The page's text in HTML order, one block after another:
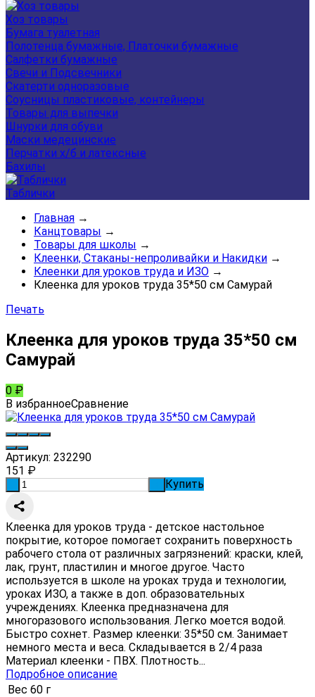
Хоз товары
Бумага туалетная
Полотенца бумажные, Платочки бумажные
Салфетки бумажные
Свечи и Подсвечники
Скатерти одноразовые
Соусницы пластиковые, контейнеры
Товары для выпечки
Шнурки для обуви
Маски медецинские
Перчатки х/б и латексные
Бахилы
Таблички
Главная →
Канцтовары →
Товары для школы →
Клеенки, Стаканы-непроливайки и Накидки →
Клеенки для уроков труда и ИЗО →
Клеенка для уроков труда 35*50 см Самурай
Печать
Клеенка для уроков труда 35*50 см
Самурай
0 ₽
В избранноеСравнение
Артикул: 232290
151 ₽
Купить
Клеенка для уроков труда - детское настольное
покрытие, которое помогает сохранить поверхность
рабочего стола от различных загрязнений: краски, клей,
лак, грунт, пластилин и многое другое. Часто
используется в школе на уроках труда и технологии,
уроках ИЗО, а также в доп. образовательных
учреждениях. Клеенка предназначена для
многоразового использования. Легко моется водой.
Быстро сохнет. Размер клеенки: 35*50 см. Занимает
немного места и веса. Складывается в 2/4 раза
Материал клеенки - ПВХ. Плотность...
Подробное описание
Вес 60 г